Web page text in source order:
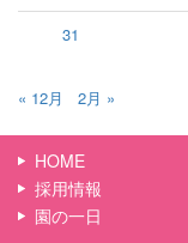
31
« 12月 2月 »
HOME
採用情報
園の一日